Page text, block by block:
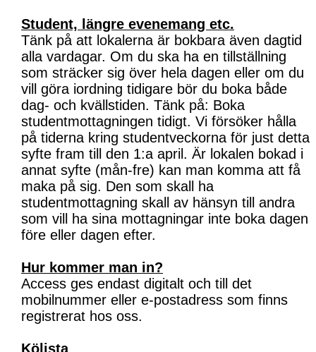
Student, längre evenemang etc.
Tänk på att lokalerna är bokbara även dagtid
alla vardagar. Om du ska ha en tillställning
som sträcker sig över hela dagen eller om du
vill göra iordning tidigare bör du boka både
dag- och kvällstiden. Tänk på: Boka
studentmottagningen tidigt. Vi försöker hålla
på tiderna kring studentveckorna för just detta
syfte fram till den 1:a april. Är lokalen bokad i
annat syfte (mån-fre) kan man komma att få
maka på sig. Den som skall ha
studentmottagning skall av hänsyn till andra
som vill ha sina mottagningar inte boka dagen
före eller dagen efter.
Hur kommer man in?
Access ges endast digitalt och till det
mobilnummer eller e-postadress som finns
registrerat hos oss.
Kölista